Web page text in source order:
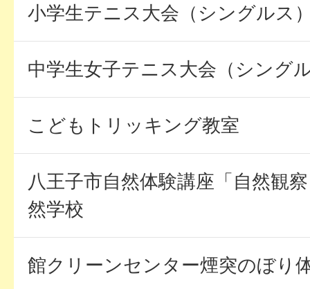
小学生テニス大会（シングルス
中学生女子テニス大会（シング
こどもトリッキング教室
八王子市自然体験講座「自然観
然学校
館クリーンセンター煙突のぼり